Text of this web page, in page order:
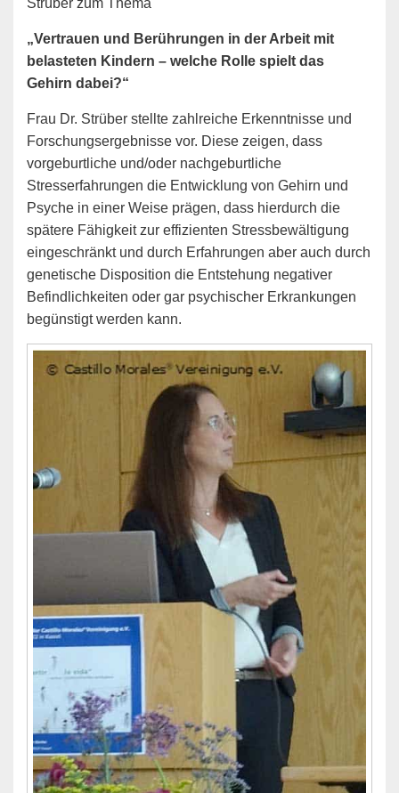
„Vertrauen und Berührungen in der Arbeit mit
belasteten Kindern – welche Rolle spielt das
Gehirn dabei?“
Frau Dr. Strüber stellte zahlreiche Erkenntnisse und
Forschungsergebnisse vor. Diese zeigen, dass
vorgeburtliche und/oder nachgeburtliche
Stresserfahrungen die Entwicklung von Gehirn und
Psyche in einer Weise prägen, dass hierdurch die
spätere Fähigkeit zur effizienten Stressbewältigung
eingeschränkt und durch Erfahrungen aber auch durch
genetische Disposition die Entstehung negativer
Befindlichkeiten oder gar psychischer Erkrankungen
begünstigt werden kann.